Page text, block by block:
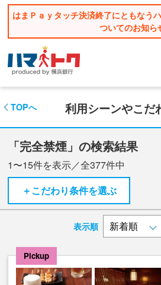
はまＰａｙタッチ決済終了にともなう
ついてのお知ら
利用シーンやこだ
TOPへ
「完全禁煙」の検索結果
1〜15件を表示／全377件中
＋こだわり条件を選ぶ
表示順
Pickup